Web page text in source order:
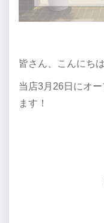
皆さん、こんにちは
当店3月26日にオ
ます！